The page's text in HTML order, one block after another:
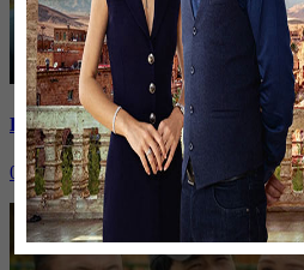
Байтақ жерім. Телехикая. 8-бөлім
04 декабря, 19:00